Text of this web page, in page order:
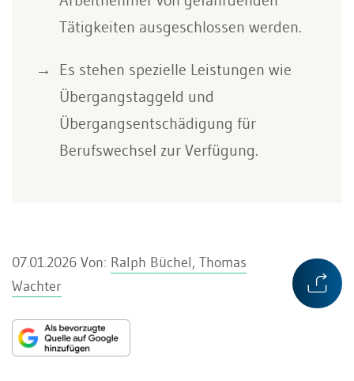
Tätigkeiten ausgeschlossen werden.
Es stehen spezielle Leistungen wie
Übergangstaggeld und
Übergangsentschädigung für
Berufswechsel zur Verfügung.
07.01.2026 Von: Ralph Büchel, Thomas
Wachter